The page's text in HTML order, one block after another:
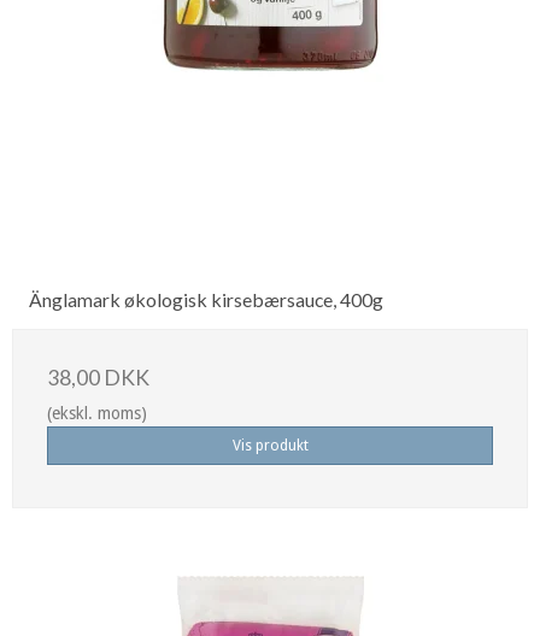
Änglamark økologisk kirsebærsauce, 400g
38,00 DKK
(ekskl. moms)
Vis produkt